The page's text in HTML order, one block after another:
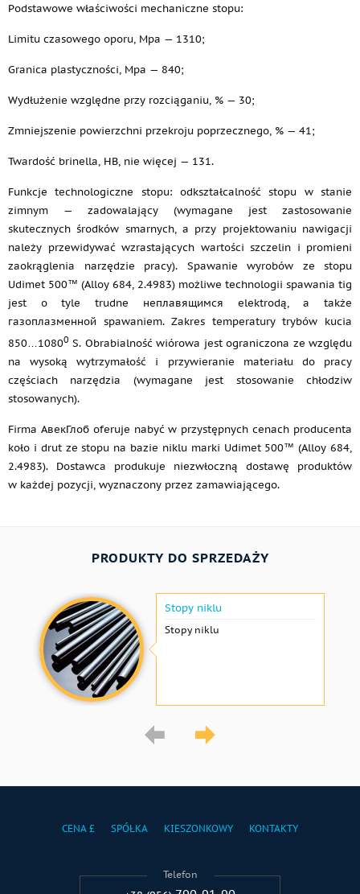
Podstawowe właściwości mechaniczne stopu:
Limitu czasowego oporu, Mpa — 1310;
Granica plastyczności, Mpa — 840;
Wydłużenie względne przy rozciąganiu, % — 30;
Zmniejszenie powierzchni przekroju poprzecznego, % — 41;
Twardość brinella, HB, nie więcej — 131.
Funkcje technologiczne stopu: odkształcalność stopu w stanie
zimnym — zadowalający (wymagane jest zastosowanie
skutecznych środków smarnych, a przy projektowaniu nawigacji
należy przewidywać wzrastających wartości szczelin i promieni
zaokrąglenia narzędzie pracy). Spawanie wyrobów ze stopu
Udimet 500™ (Alloy 684, 2.4983) możliwe technologii spawania tig
jest o tyle trudne неплавящимся elektrodą, a także
газоплазменной spawaniem. Zakres temperatury trybów kucia
850…10800 S. Obrabialność wiórowa jest ograniczona ze względu
na wysoką wytrzymałość i przywieranie materiału do pracy
częściach narzędzia (wymagane jest stosowanie chłodziw
stosowanych).
Firma АвекГлоб oferuje nabyć w przystępnych cenach producenta
koło i drut ze stopu na bazie niklu marki Udimet 500™ (Alloy 684,
2.4983). Dostawca produkuje niezwłoczną dostawę produktów
w każdej pozycji, wyznaczony przez zamawiającego.
PRODUKTY DO SPRZEDAŻY
Stopy niklu
Stopy niklu
CENA £ SPÓŁKA KIESZONKOWY KONTAKTY
Telefon